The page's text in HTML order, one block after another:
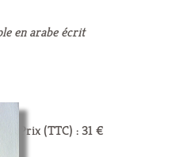
en arabe écrit
Prix (TTC) : 31 €